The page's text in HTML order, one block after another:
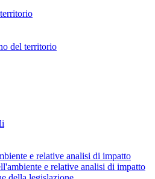
del territorio
e relative analisi di impatto
e relative analisi di impatto